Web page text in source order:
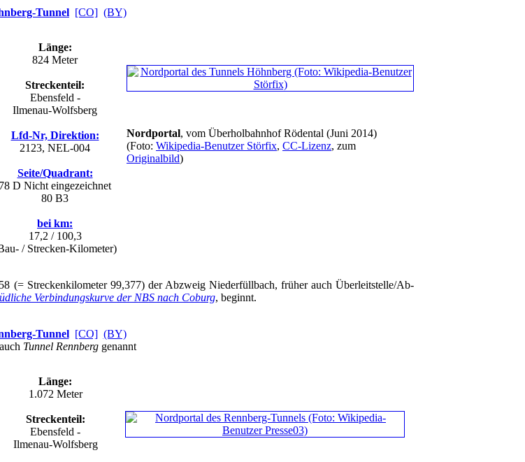
Tunnel [CO] (BY)
Länge:
824 Meter
Streckenteil:
Ebensfeld -
Ilmenau-Wolfsberg
Lfd-Nr, Direktion:
2123, NEL-004
Seite/Quadrant:
78 D Nicht eingezeichnet
80 B3
bei km:
17,2 / 100,3
/ Strecken-Kilometer)
Nordportal, vom Überholbahnhof Rödental (Juni 2014)
(Foto: Wikipedia-Benutzer Störfix, CC-Lizenz, zum
Originalbild)
(= Streckenkilometer 99,377) der Abzweig Niederfüllbach, früher auch Über­leit­stel­le/­Ab­
Verbindungskurve der NBS nach Coburg, beginnt.
Tunnel [CO] (BY)
Tunnel Rennberggenannt
Länge:
1.072 Meter
Streckenteil:
Ebensfeld -
Ilmenau-Wolfsberg